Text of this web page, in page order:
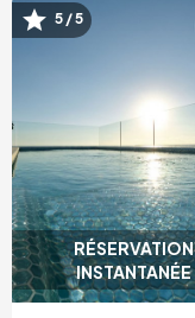
RÉSERVATION
INSTANTANÉE
Image
5 / 5